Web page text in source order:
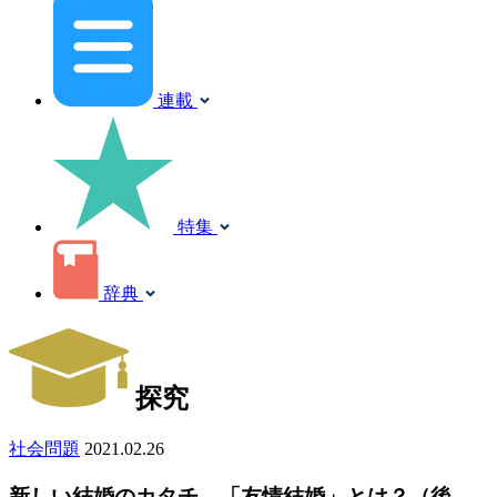
連載
特集
辞典
探究
社会問題 2021.02.26